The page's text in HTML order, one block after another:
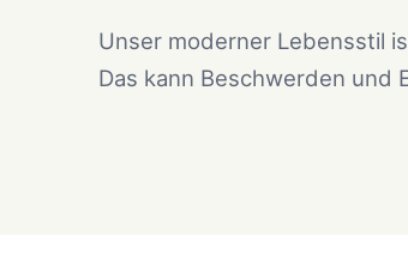
Unser moderner Lebensstil
Das kann Beschwerden und